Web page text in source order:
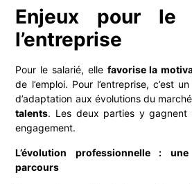
Enjeux pour le
l’entreprise
Pour le salarié, elle favorisela
de l’emploi. Pour l’entreprise, c’est
d’adaptation aux évolutions du
talents. Les deux parties y gagnent
engagement.
L’évolution professionnelle :
parcours